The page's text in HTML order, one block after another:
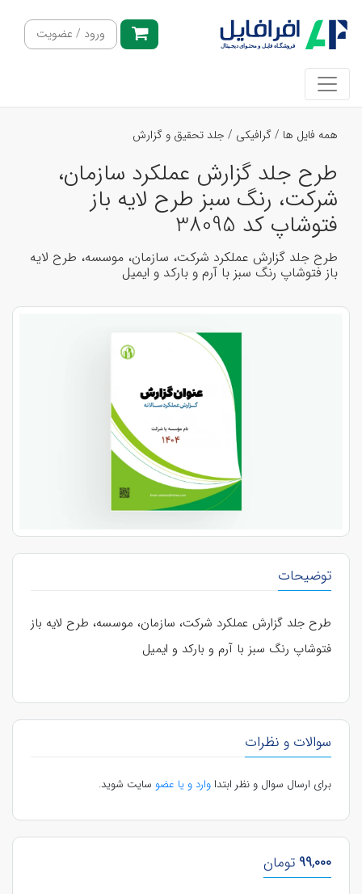
ورود / عضویت
همه فایل ها /گرافیکی / جلد تحقیق و گزارش
طرح جلد گزارش عملکرد سازمان،
شرکت، رنگ سبز طرح لایه باز
فتوشاپ کد 38095
طرح جلد گزارش عملکرد شرکت، سازمان، موسسه، طرح لایه
باز فتوشاپ رنگ سبز با آرم و بارکد و ایمیل
توضیحات
طرح جلد گزارش عملکرد شرکت، سازمان، موسسه، طرح لایه باز
فتوشاپ رنگ سبز با آرم و بارکد و ایمیل
سوالات و نظرات
برای ارسال سوال و نظر ابتداوارد و یا عضو سایت شوید.
99,000 تومان